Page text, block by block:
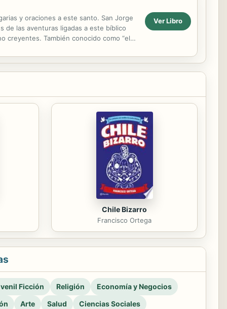
y oraciones a este santo. San Jorge
de las aventuras ligadas a este bíblico
creyentes. También conocido como “el
Ver Libro
Chile Bizarro
Francisco Ortega
Ficción Religión
Economía y Negocios
Arte Salud Ciencias Sociales